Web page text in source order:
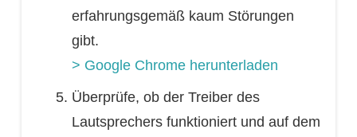
erfahrungsgemäß kaum Störungen
gibt.
> Google Chrome herunterladen
Überprüfe, ob der Treiber des
Lautsprechers funktioniert und auf dem